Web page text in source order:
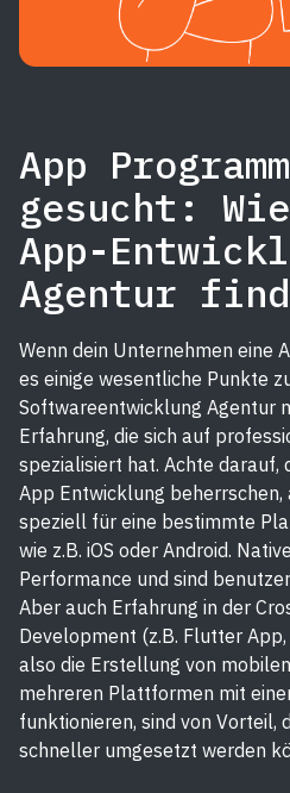
App
gesucht:
App-
Agentur
Wenn dein Unternehmen eine
es einige wesentliche Punkte
Softwareentwicklung Agentur
Erfahrung, die sich auf
spezialisiert hat. Achte darauf,
App Entwicklung beherrschen,
speziell für eine bestimmte
wie z.B. iOS oder Android.
Performance und sind
Aber auch Erfahrung in der
Development (z.B. Flutter
also die Erstellung von
mehreren Plattformen mit
funktionieren, sind von Vorteil,
schneller umgesetzt werden